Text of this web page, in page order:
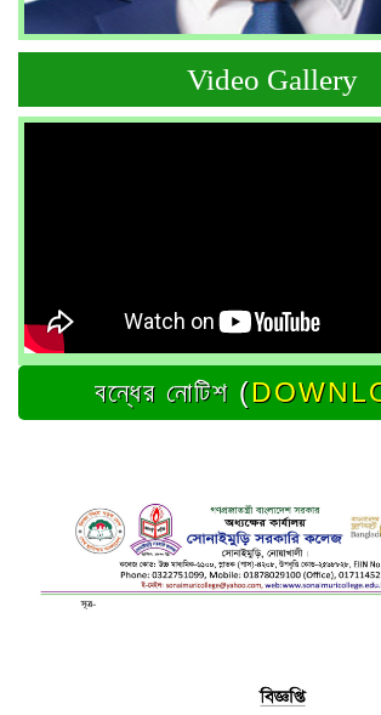
Video Gallery
বন্ধের নোটিশ (